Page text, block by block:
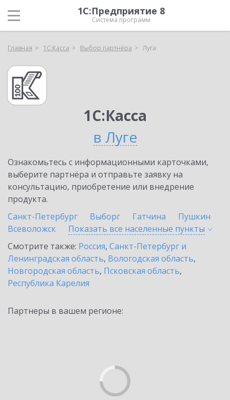
1С:Предприятие 8
Система программ
Главная 1С:Касса Выбор партнёра Луга
1С:Касса
в Луге
Ознакомьтесь с информационными карточками,
выберите партнёра и отправьте заявку на
консультацию, приобретение или внедрение
продукта.
Санкт-Петербург
Выборг Гатчина
Пушкин
Всеволожск
Показать все населенные пункты
Смотрите также: Россия, Санкт-Петербург и
Ленинградская область, Вологодская область,
Новгородская область, Псковская область,
Республика Карелия
Партнеры в вашем регионе: